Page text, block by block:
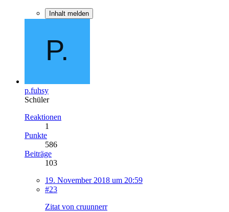
Inhalt melden
p.fuhsy
Schüler
Reaktionen
1
Punkte
586
Beiträge
103
19. November 2018 um 20:59
#23
Zitat von cruunnerr